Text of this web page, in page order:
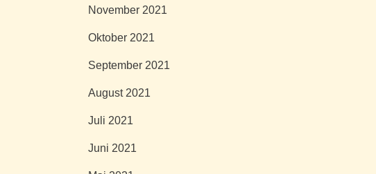
November 2021
Oktober 2021
September 2021
August 2021
Juli 2021
Juni 2021